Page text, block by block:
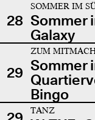
28
SOMMER IM
Sommer
Galaxy
29
ZUM
Sommer
Bingo
TANZ